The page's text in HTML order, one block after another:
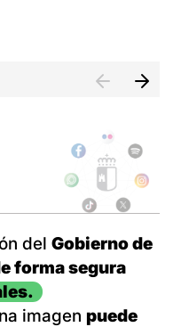
del Gobierno de
forma segura
imagen puede